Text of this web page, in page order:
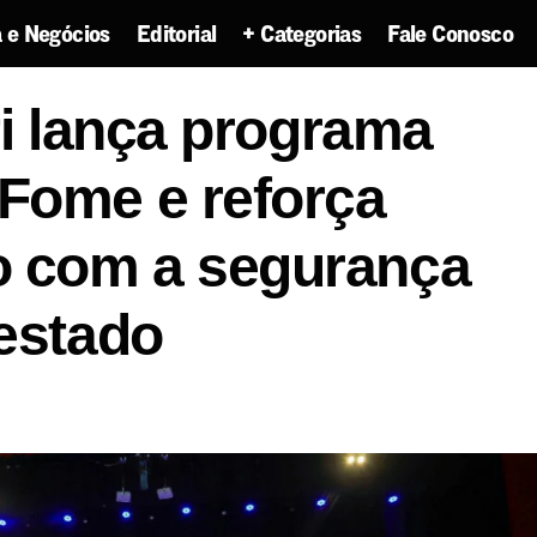
Negócios Editorial + Categorias Fale Conosco
alimentar no estado
lança programa
e reforça
a segurança